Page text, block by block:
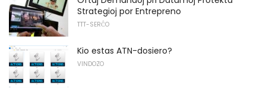
Strategioj por Entrepreno
TTT-SERĈO
Kio estas ATN-dosiero?
VINDOZO